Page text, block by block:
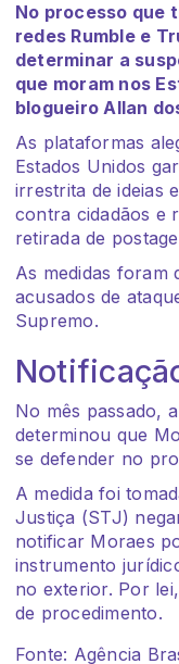
No processo que
redes Rumble e
determinar a
que moram nos
blogueiro Allan
As plataformas
Estados Unidos
irrestrita de ideias
contra cidadãos e
retirada de
As medidas foram
acusados de
Supremo.
No mês passado,
determinou que
se defender no
A medida foi
Justiça (STJ)
notificar Moraes
instrumento
no exterior. Por
de procedimento.
Fonte: Agência